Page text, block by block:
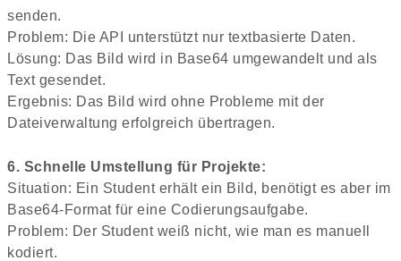
senden.
Problem: Die API unterstützt nur textbasierte Daten.
Lösung: Das Bild wird in Base64 umgewandelt und als
Text gesendet.
Ergebnis: Das Bild wird ohne Probleme mit der
Dateiverwaltung erfolgreich übertragen.
6. Schnelle Umstellung für Projekte:
Situation: Ein Student erhält ein Bild, benötigt es aber im
Base64-Format für eine Codierungsaufgabe.
Problem: Der Student weiß nicht, wie man es manuell
kodiert.